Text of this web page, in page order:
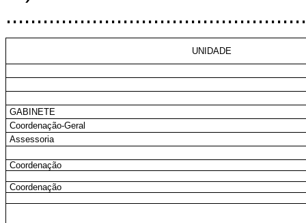
UNIDADE
GABINETE
Coordenação-Geral
Assessoria
Coordenação
Coordenação